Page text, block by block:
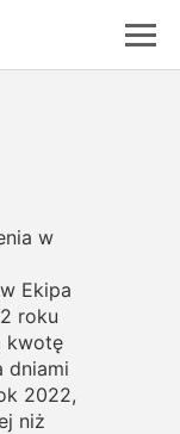
w
Ekipa
roku
kwotę
dniami
2022,
niż